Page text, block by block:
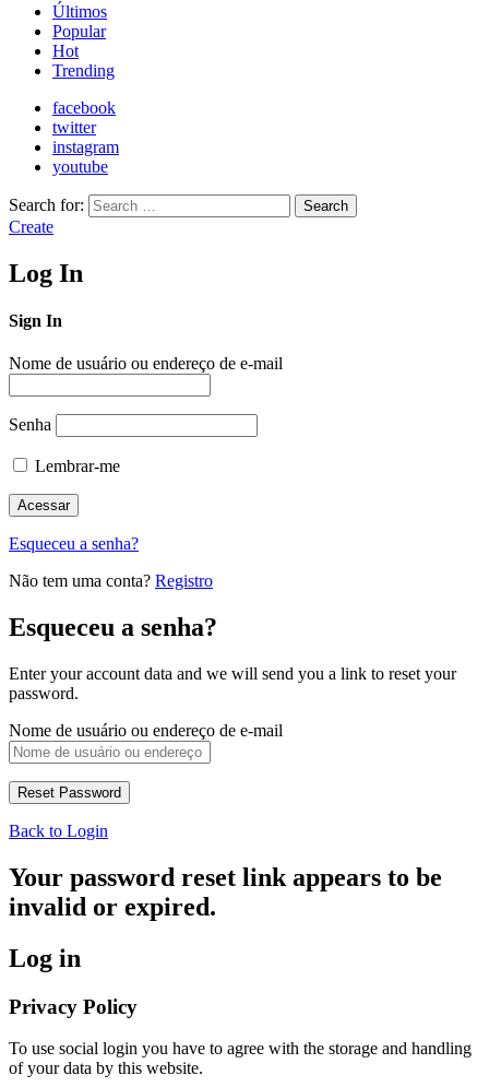
Últimos
Popular
Hot
Trending
facebook
twitter
instagram
youtube
Search for: Search
Create
Log In
Sign In
Nome de usuário ou endereço de e-mail
Senha
Lembrar-me
Esqueceu a senha?
Não tem uma conta? Registro
Esqueceu a senha?
Enter your account data and we will send you a link to reset your
password.
Nome de usuário ou endereço de e-mail
Back to Login
Your password reset link appears to be
invalid or expired.
Log in
Privacy Policy
To use social login you have to agree with the storage and handling
of your data by this website.